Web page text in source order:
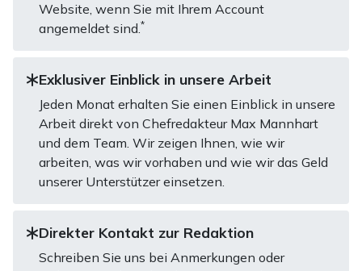
Website, wenn Sie mit Ihrem Account
angemeldet sind.*
Exklusiver Einblick in unsere Arbeit
Jeden Monat erhalten Sie einen Einblick in unsere
Arbeit direkt von Chefredakteur Max Mannhart
und dem Team. Wir zeigen Ihnen, wie wir
arbeiten, was wir vorhaben und wie wir das Geld
unserer Unterstützer einsetzen.
Direkter Kontakt zur Redaktion
Schreiben Sie uns bei Anmerkungen oder